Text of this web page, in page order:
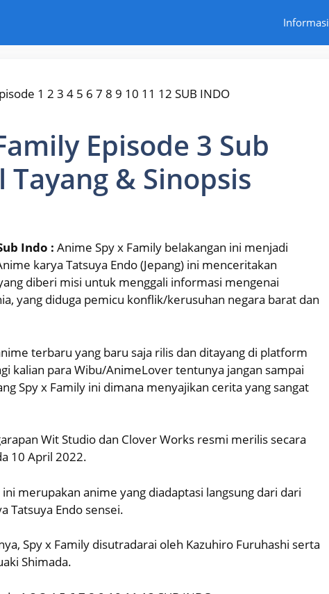
Informasi
Episode 3 Sub
Tayang & Sinopsis
Indo : Anime Spy x Family belakangan ini menjadi
karya Tatsuya Endo (Jepang) ini menceritakan
diberi misi untuk menggali informasi mengenai
yang diduga pemicu konflik/kerusuhan negara barat dan
terbaru yang baru saja rilis dan ditayang di platform
kalian para Wibu/AnimeLover tentunya jangan sampai
Spy x Family ini dimana menyajikan cerita yang sangat
Wit Studio dan Clover Works resmi merilis secara
10 April 2022.
merupakan anime yang diadaptasi langsung dari dari
Tatsuya Endo sensei.
Spy x Family disutradarai oleh Kazuhiro Furuhashi serta
Shimada.